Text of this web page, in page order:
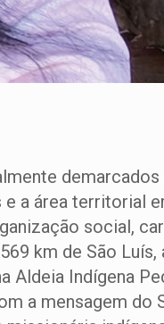
e a área territorial
social,
km de São
Aldeia Indígena
a mensagem do